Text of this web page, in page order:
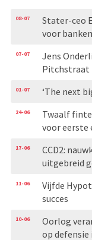
08-07
Stater-ceo
voor
07-07
Jens
Pitchstraat
01-07 ‘The next
24-06
Twaalf
voor
17-06
CCD2:
uitgebreid
11-06
Vijfde
succes
10-06
Oorlog
op